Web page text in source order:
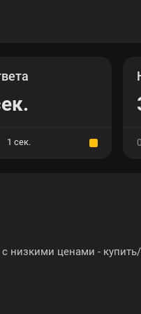
1 сек.
низкими ценами -